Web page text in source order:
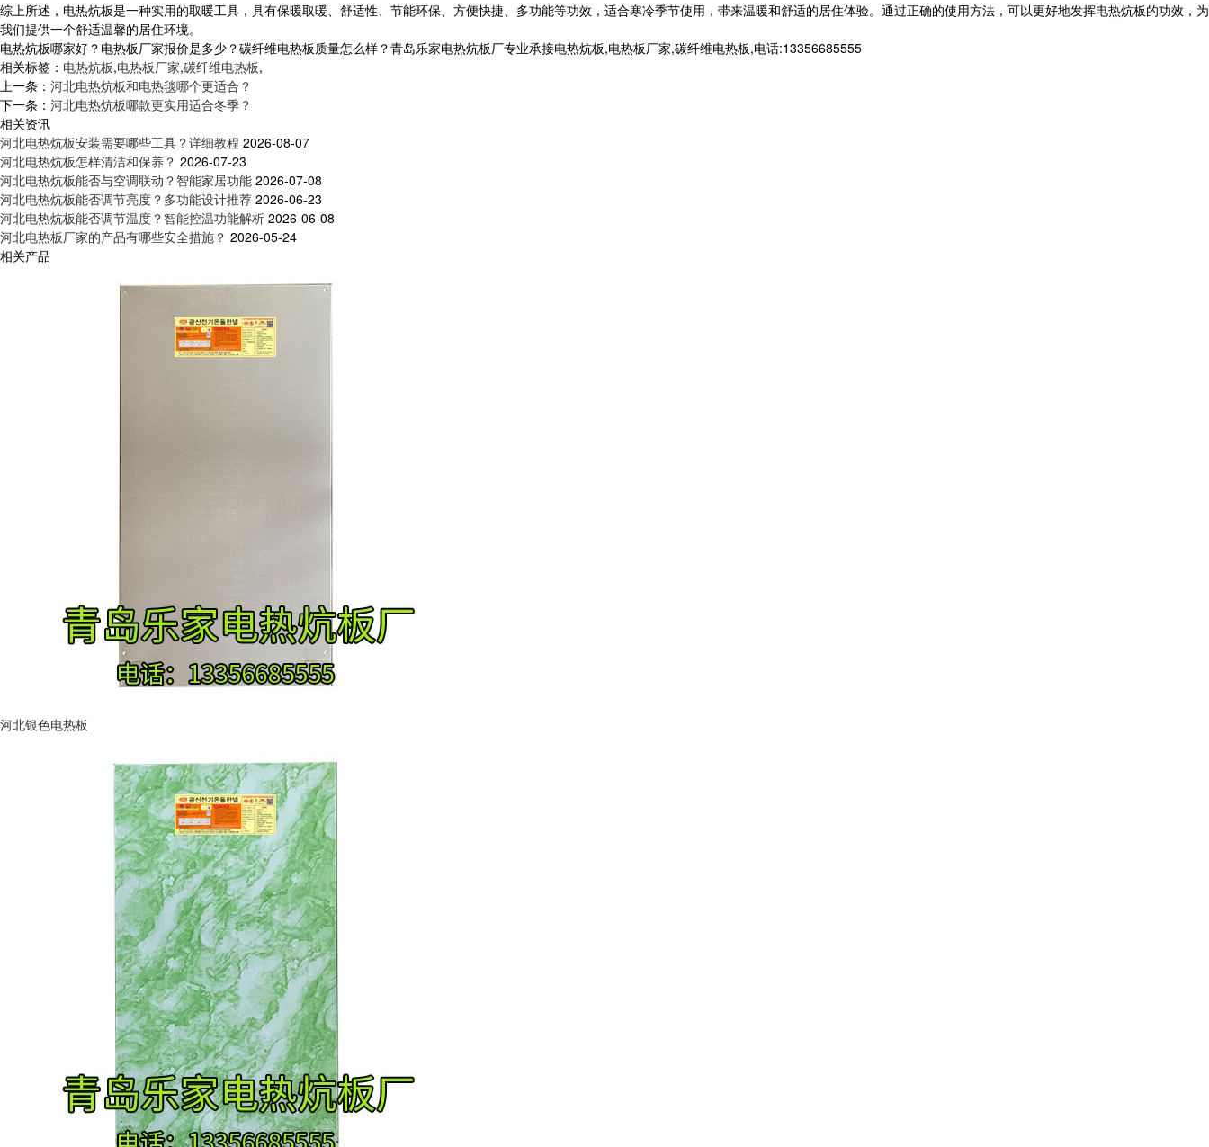
综上所述，电热炕板是一种实用的取暖工具，具有保暖取暖、舒适性、节能环保、方便快捷、多功能等功效，适合寒冷季节使用，带来温暖和舒适的居住体验。通过正确的使用方法，可以更好地发挥电热炕板的功效，为
我们提供一个舒适温馨的居住环境。
电热炕板哪家好？电热板厂家报价是多少？碳纤维电热板质量怎么样？青岛乐家电热炕板厂专业承接电热炕板,电热板厂家,碳纤维电热板,电话:13356685555
相关标签： 电热炕板,电热板厂家,碳纤维电热板,
上一条： 河北电热炕板和电热毯哪个更适合？
下一条： 河北电热炕板哪款更实用适合冬季？
相关资讯
河北电热炕板安装需要哪些工具？详细教程 2026-08-07
河北电热炕板怎样清洁和保养？ 2026-07-23
河北电热炕板能否与空调联动？智能家居功能 2026-07-08
河北电热炕板能否调节亮度？多功能设计推荐 2026-06-23
河北电热炕板能否调节温度？智能控温功能解析 2026-06-08
河北电热板厂家的产品有哪些安全措施？ 2026-05-24
相关产品
河北银色电热板